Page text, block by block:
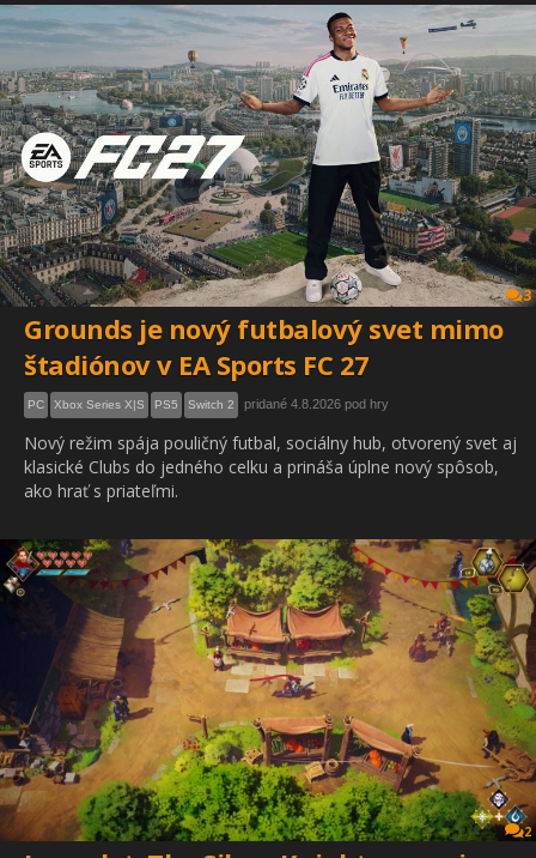
3
Grounds je nový futbalový svet mimo
štadiónov v EA Sports FC 27
PC Xbox Series X|S PS5 Switch 2 pridané 4.8.2026 pod hry
Nový režim spája pouličný futbal, sociálny hub, otvorený svet aj
klasické Clubs do jedného celku a prináša úplne nový spôsob,
ako hrať s priateľmi.
2